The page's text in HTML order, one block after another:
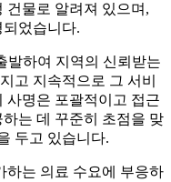
건물로 알려져 있으며,
었습니다.
발하여 지역의 신뢰받는
고 지속적으로 그 서비
사명은 포괄적이고 접근
는 데 꾸준히 초점을 맞
두고 있습니다.
하는 의료 수요에 부응하